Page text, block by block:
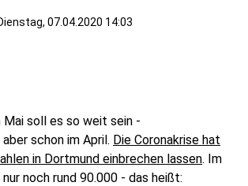
07.04.2020 14:03
soll es so weit sein -
schon im April. Die Coronakrise hat
in Dortmund einbrechen lassen. Im
noch rund 90.000 - das heißt: